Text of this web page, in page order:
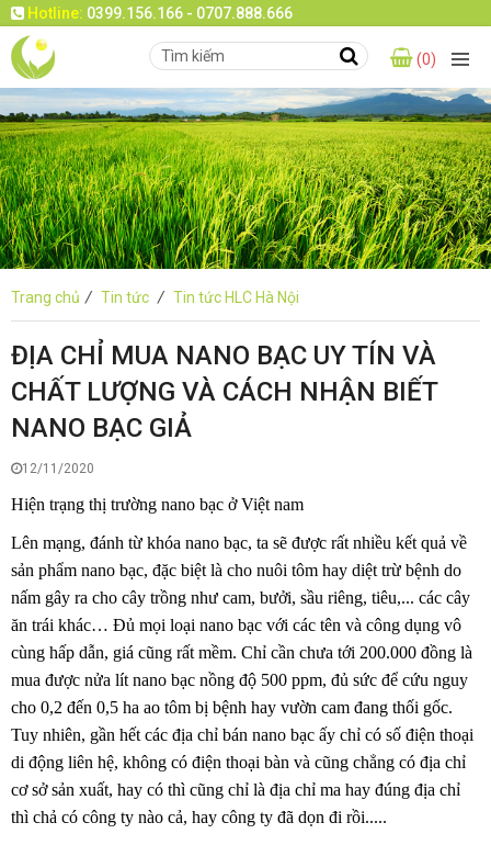
Hotline: 0399.156.166 - 0707.888.666
(0)
Trang chủ / Tin tức / Tin tức HLC Hà Nội
ĐỊA CHỈ MUA NANO BẠC UY TÍN VÀ
CHẤT LƯỢNG VÀ CÁCH NHẬN BIẾT
NANO BẠC GIẢ
12/11/2020
Hiện trạng thị trường nano bạc ở Việt nam
Lên mạng, đánh từ khóa nano bạc, ta sẽ được rất nhiều kết quả về
sản phẩm nano bạc, đặc biệt là cho nuôi tôm hay diệt trừ bệnh do
nấm gây ra cho cây trồng như cam, bưởi, sầu riêng, tiêu,... các cây
ăn trái khác… Đủ mọi loại nano bạc với các tên và công dụng vô
cùng hấp dẫn, giá cũng rất mềm. Chỉ cần chưa tới 200.000 đồng là
mua được nửa lít nano bạc nồng độ 500 ppm, đủ sức để cứu nguy
cho 0,2 đến 0,5 ha ao tôm bị bệnh hay vườn cam đang thối gốc.
Tuy nhiên, gần hết các địa chỉ bán nano bạc ấy chỉ có số điện thoại
di động liên hệ, không có điện thoại bàn và cũng chẳng có địa chỉ
cơ sở sản xuất, hay có thì cũng chỉ là địa chỉ ma hay đúng địa chỉ
thì chả có công ty nào cả, hay công ty đã dọn đi rồi.....